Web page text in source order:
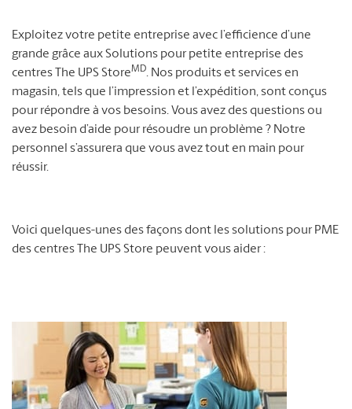
Exploitez votre petite entreprise avec l’efficience d’une
grande grâce aux Solutions pour petite entreprise des
centres The UPS StoreMD. Nos produits et services en
magasin, tels que l’impression et l’expédition, sont conçus
pour répondre à vos besoins. Vous avez des questions ou
avez besoin d’aide pour résoudre un problème ? Notre
personnel s’assurera que vous avez tout en main pour
réussir.
Voici quelques-unes des façons dont les solutions pour PME
des centres The UPS Store peuvent vous aider :